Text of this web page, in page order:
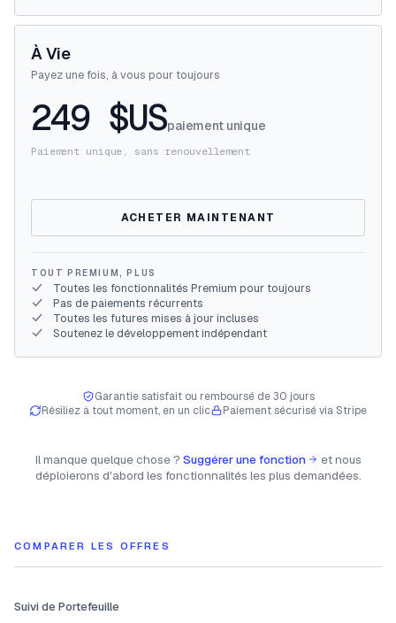
À Vie
Payez une fois, à vous pour toujours
249 $USpaiement unique
Paiement unique, sans renouvellement
ACHETER MAINTENANT
TOUT PREMIUM, PLUS
Toutes les fonctionnalités Premium pour toujours
Pas de paiements récurrents
Toutes les futures mises à jour incluses
Soutenez le développement indépendant
Garantie satisfait ou remboursé de 30 jours
Résiliez à tout moment, en un clic
Paiement sécurisé via Stripe
Il manque quelque chose ? Suggérer une fonction
et nous
déploierons d'abord les fonctionnalités les plus demandées.
COMPARER LES OFFRES
Suivi de Portefeuille